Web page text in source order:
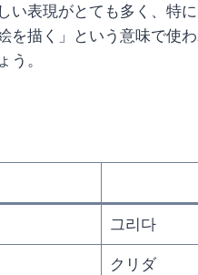
い表現がとても多く、特
を描く」という意味で使
う。
그리다
クリダ